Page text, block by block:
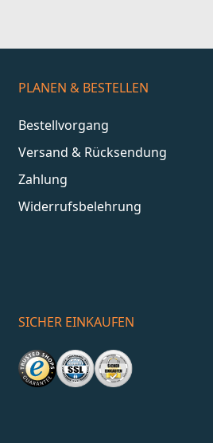
PLANEN & BESTELLEN
Bestellvorgang
Versand & Rücksendung
Zahlung
Widerrufsbelehrung
SICHER EINKAUFEN